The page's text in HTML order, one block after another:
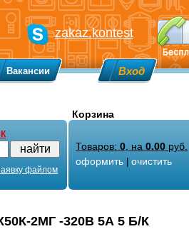
2МГ -320В 5А 5 Б/К
zakaz.kontest
Вакансии Вход
файлом
Корзина
Товаров:0 , на0.00 руб.
оформить |очистить